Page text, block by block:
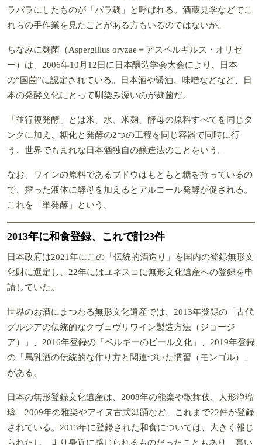
ラバラにしたものが「バラ麹」と呼ばれる。酒蔵見学などでこ
れらの手作業を見たことがある方もいるのではないか。
ちなみに麹菌（Aspergillus oryzae＝アスペルギルス・オリゼ
ー）は、2006年10月12日に日本醸造学会大会により、日本
の“国菌”に認定されている。日本酒や醤油、味噌などなど、日
本の発酵文化にとって馴染み深いのが麹菌だ。
「並行複発酵」とは米、水、米麹、酵母の原料すべてを同じタ
ンクに加え、糖化と発酵の2つの工程を同じ容器で同時に行
う、世界でもまれな日本酒独自の醸造法のことをいう。
なお、ワインの原料であるブドウはもともと糖を持っているの
で、搾った液体に酵母を加えるとアルコール発酵が促される。
これを「単発酵」という。
2013年に和食登録、これで計23件
日本政府は2021年にこの「伝統的酒造り」を国内の登録無形文
化財に選定し、22年にはユネスコに無形文化遺産への登録を申
請していた。
世界のお酒にまつわる無形文化遺産では、2013年登録の「古代
グルジアの伝統的なクヴェヴリワイン製造方法（ジョージ
ア）」、2016年登録の「ベルギーのビール文化」、2019年登録
の「馬乳酒の伝統的な作り方と関連づいた慣習（モンゴル）」
がある。
日本の無形登録文化遺産は、2008年の能楽や歌舞伎、人形浄瑠
璃、2009年の雅楽やアイヌ古式舞踊など、これまで22件が登録
されている。2013年に登録された和食については、大きく報じ
られたし、より身近に感じられるものだったこともあり、高い